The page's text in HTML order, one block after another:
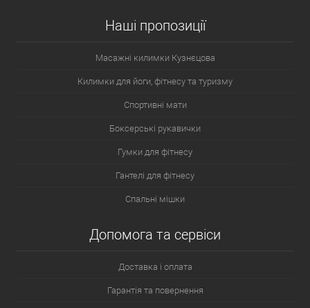
Наші пропозиції
Масажні килимки Кузнєцова
Килимки для йоги, фітнесу та туризму
Спортивні мати
Боксерські рукавички
Гумки для фітнесу
Гантелі для фітнесу
Спальні мішки
Допомога та сервіси
Доставка і оплата
Гарантія та повернення